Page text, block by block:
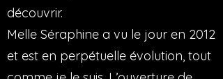
découvrir.
Melle Séraphine a vu le jour en 2012
et est en perpétuelle évolution, tout